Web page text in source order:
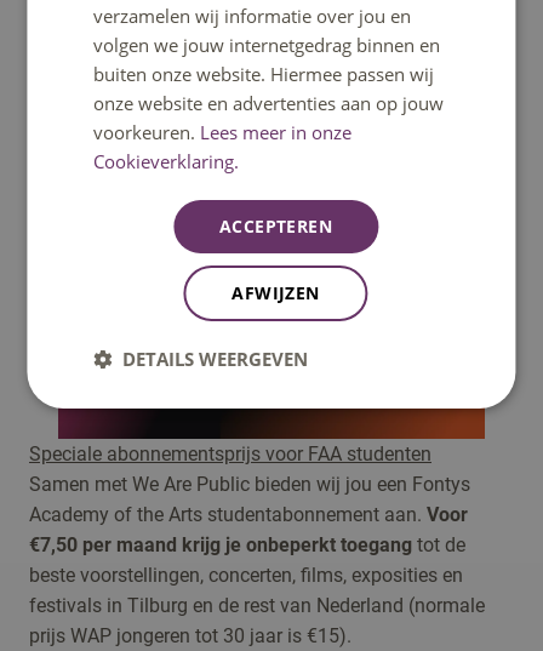
de rest vanNederland. Zo'n 500 programma's per
maand, scherp geselecteerd door curators. Zo
wordt het nog makkelijker om je te laten verrassen
door hun keuzes buiten de gebaande paden en
met de focus op nieuwe makers. De curators
vertellen je wat je echt niet mag missen.
Speciale abonnementsprijs voor FAA studenten
Samen met We Are Public bieden wij jou een Fontys
Academy of the Arts studentabonnement aan. Voor
€7,50 per maand krijg je onbeperkt toegang tot de
beste voorstellingen, concerten, films, exposities en
festivals in Tilburg en de rest van Nederland (normale
prijs WAP jongeren tot 30 jaar is €15).
verzamelen wij informatie over jou en
volgen we jouw internetgedrag binnen en
buiten onze website. Hiermee passen wij
onze website en advertenties aan op jouw
voorkeuren. Lees meer in onze
Cookieverklaring.
ACCEPTEREN
AFWIJZEN
DETAILS WEERGEVEN